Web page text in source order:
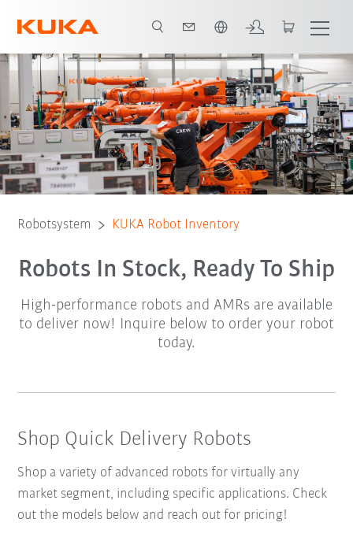
Robot Inventory
Robotsystem KUKA Robot Inventory
Robots In Stock, Ready To Ship
High-performance robots and AMRs are available
to deliver now! Inquire below to order your robot
today.
Shop Quick Delivery Robots
Shop a variety of advanced robots for virtually any
market segment, including specific applications. Check
out the models below and reach out for pricing!